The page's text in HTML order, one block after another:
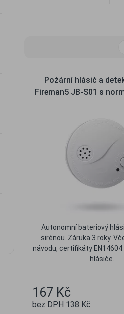
Požární hlásič a
Fireman5 JB-S01 s
Autonomní bateriový
sirénou. Záruka 3 roky.
návodu, certifikáty
hlásiče.
167 Kč
bez DPH 138 Kč